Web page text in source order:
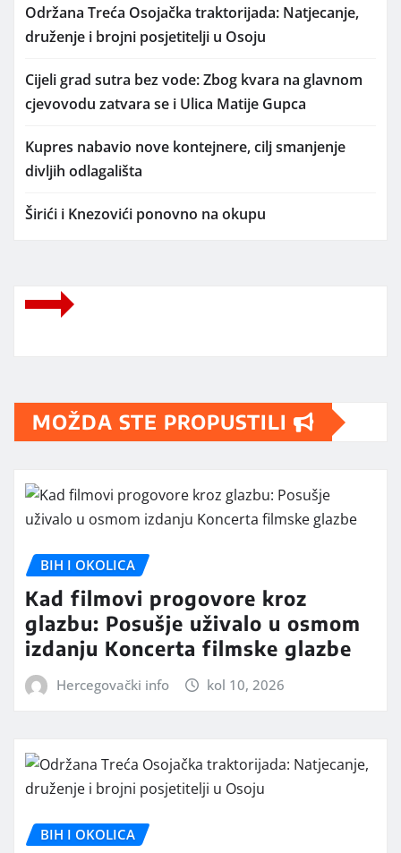
Održana Treća Osojačka traktorijada: Natjecanje,
druženje i brojni posjetitelji u Osoju
Cijeli grad sutra bez vode: Zbog kvara na glavnom
cjevovodu zatvara se i Ulica Matije Gupca
Kupres nabavio nove kontejnere, cilj smanjenje
divljih odlagališta
Širići i Knezovići ponovno na okupu
MOŽDA STE PROPUSTILI
BIH I OKOLICA
Kad filmovi progovore kroz
glazbu: Posušje uživalo u osmom
izdanju Koncerta filmske glazbe
Hercegovački info kol 10, 2026
BIH I OKOLICA